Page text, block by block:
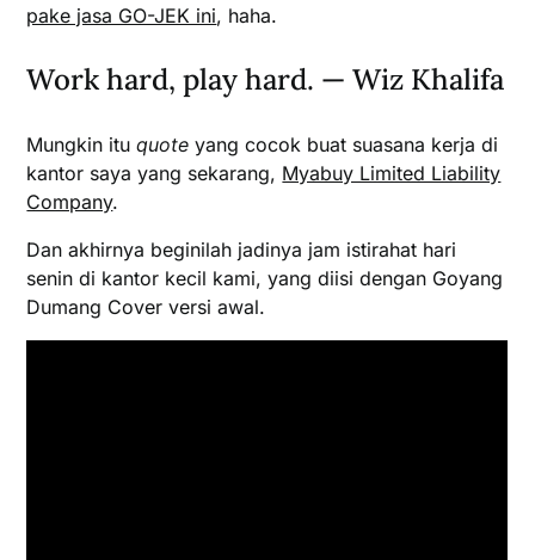
pake jasa GO-JEK ini, haha.
Work hard, play hard. — Wiz Khalifa
Mungkin ituquote yang cocok buat suasana kerja di
kantor saya yang sekarang, Myabuy Limited Liability
Company.
Dan akhirnya beginilah jadinya jam istirahat hari
senin di kantor kecil kami, yang diisi dengan Goyang
Dumang Cover versi awal.